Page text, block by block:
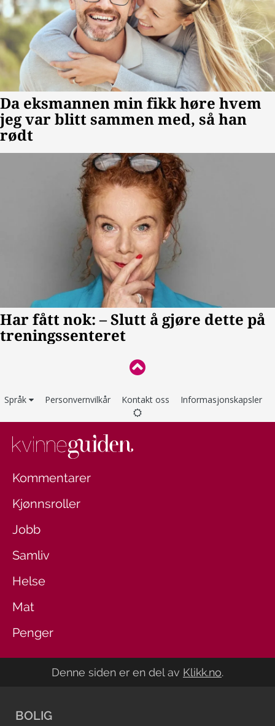
Språk Personvernvilkår Kontakt oss Informasjonskapsler
Kommentarer
Kjønnsroller
Jobb
Samliv
Helse
Mat
Penger
Denne siden er en del av Klikk.no.
BOLIG